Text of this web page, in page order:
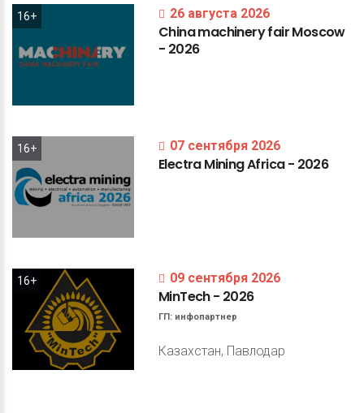
16+ 26 августа 2026
ChinamachineryfairMoscow
- 2026
16+ 07 сентября 2026
ElectraMiningAfrica- 2026
16+ 09 сентября 2026
MinTech- 2026
ГП: инфопартнер
Казахстан, Павлодар